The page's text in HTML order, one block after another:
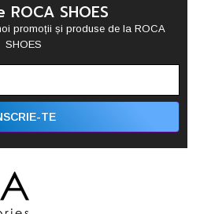
SHOES
promoții și produse de la ROCA
SHOES
TE